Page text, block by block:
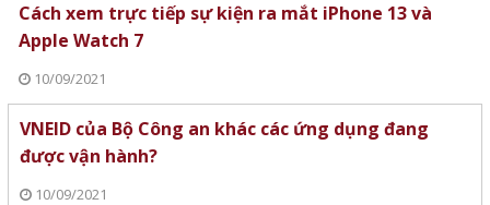
Cách xem trực tiếp sự kiện ra mắt iPhone 13 và
Apple Watch 7
10/09/2021
VNEID của Bộ Công an khác các ứng dụng đang
được vận hành?
10/09/2021